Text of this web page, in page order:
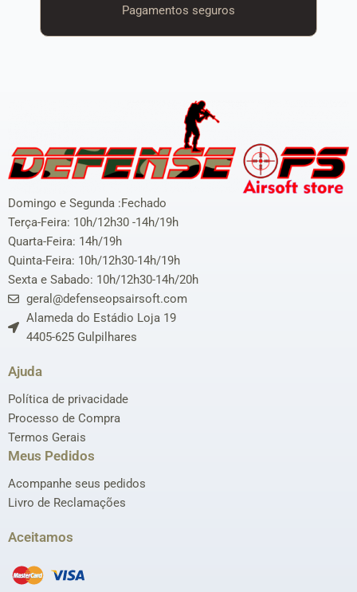
Pagamentos seguros
Domingo e Segunda :Fechado
Terça-Feira: 10h/12h30 -14h/19h
Quarta-Feira: 14h/19h
Quinta-Feira: 10h/12h30-14h/19h
Sexta e Sabado: 10h/12h30-14h/20h
geral@defenseopsairsoft.com
Alameda do Estádio Loja 19
4405-625 Gulpilhares
Ajuda
Política de privacidade
Processo de Compra
Termos Gerais
Meus Pedidos
Acompanhe seus pedidos
Livro de Reclamações
Aceitamos